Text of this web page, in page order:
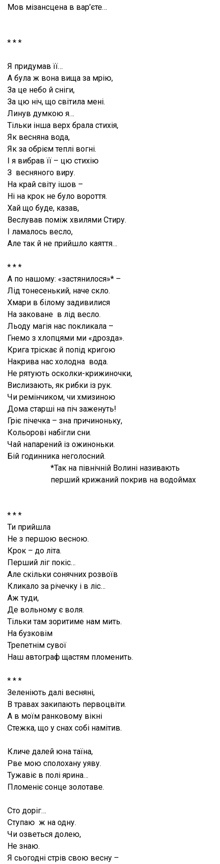
Мов мізансцена в вар’єте…
* * *
Я придумав її…
А була ж вона вища за мрію,
За це небо й сніги,
За цю ніч, що світила мені.
Линув думкою я…
Тільки інша верх брала стихія,
Як весняна вода,
Як за обрієм теплі вогні.
І я вибрав її – цю стихію
З весняного виру.
На край світу ішов –
Ні на крок не було вороття.
Хай що буде, казав,
Веслував поміж хвилями Стиру.
І ламалось весло,
Але так й не прийшло каяття…
* * *
А по нашому: «застянилося»* –
Лід тонесенький, наче скло.
Хмари в білому задивилися
На заковане в лід весло.
Льоду магія нас покликала –
Гнемо з хлопцями ми «дрозда».
Крига тріскає й попід кригою
Накрива нас холодна вода.
Не рятують осколки-крижиночки,
Вислизають, як рибки із рук.
Чи ремінчиком, чи хмизиною
Дома старші на піч заженуть!
Гріє пічечка – зна причиноньку,
Кольорові набігли сни.
Чай напарений із ожиноньки.
Бій годинника неголосний.
*Так на північній Волині називають
перший крижаний покрив на водоймах
* * *
Ти прийшла
Не з першою весною.
Крок – до літа.
Перший ліг покіс…
Але скільки сонячних розвоїв
Кликало за річечку і в ліс…
Аж туди,
Де вольному є воля.
Тільки там зоритиме нам мить.
На бузковім
Трепетнім сувої
Наш автограф щастям пломенить.
* * *
Зеленіють далі весняні,
В травах закипають первоцвіти.
А в моїм ранковому вікні
Стежка, що у снах собі намітив.
Кличе далей юна таїна,
Рве мою сполохану уяву.
Тужавіє в полі ярина…
Пломеніє сонце золотаве.
Сто доріг…
Ступаю ж на одну.
Чи озветься долею,
Не знаю.
Я сьогодні стрів свою весну –